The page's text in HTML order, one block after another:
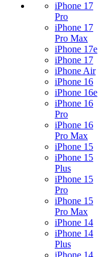
iPhone 17
Pro
iPhone 17
Pro Max
iPhone 17e
iPhone 17
iPhone Air
iPhone 16
iPhone 16e
iPhone 16
Pro
iPhone 16
Pro Max
iPhone 15
iPhone 15
Plus
iPhone 15
Pro
iPhone 15
Pro Max
iPhone 14
iPhone 14
Plus
iPhone 14